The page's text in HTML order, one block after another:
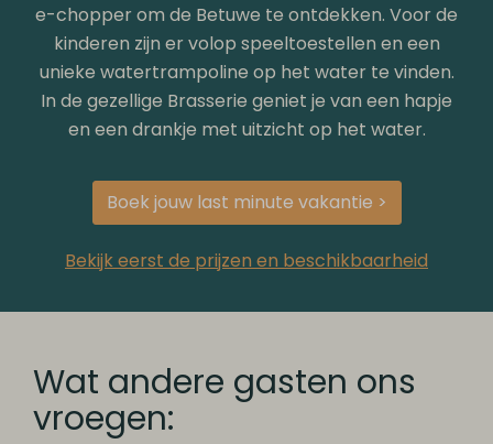
e-chopper om de Betuwe te ontdekken. Voor de
kinderen zijn er volop speeltoestellen en een
unieke watertrampoline op het water te vinden.
In de gezellige Brasserie geniet je van een hapje
en een drankje met uitzicht op het water.
Boek jouw last minute vakantie >
Bekijk eerst de prijzen en beschikbaarheid
Wat andere gasten ons
vroegen: